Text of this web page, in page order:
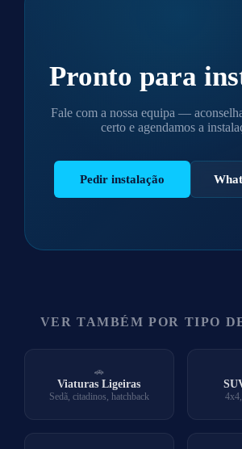
Pronto para
Fale com a nossa equipa —
certo e agendamos a
Pedir instalação
VER TAMBÉM POR TIPO
🚗
Viaturas Ligeiras
Sedã, citadinos, hatchback